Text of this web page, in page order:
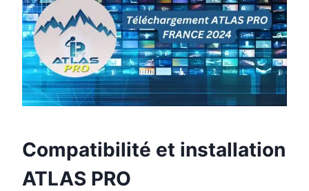
Compatibilité et installation
ATLAS PRO